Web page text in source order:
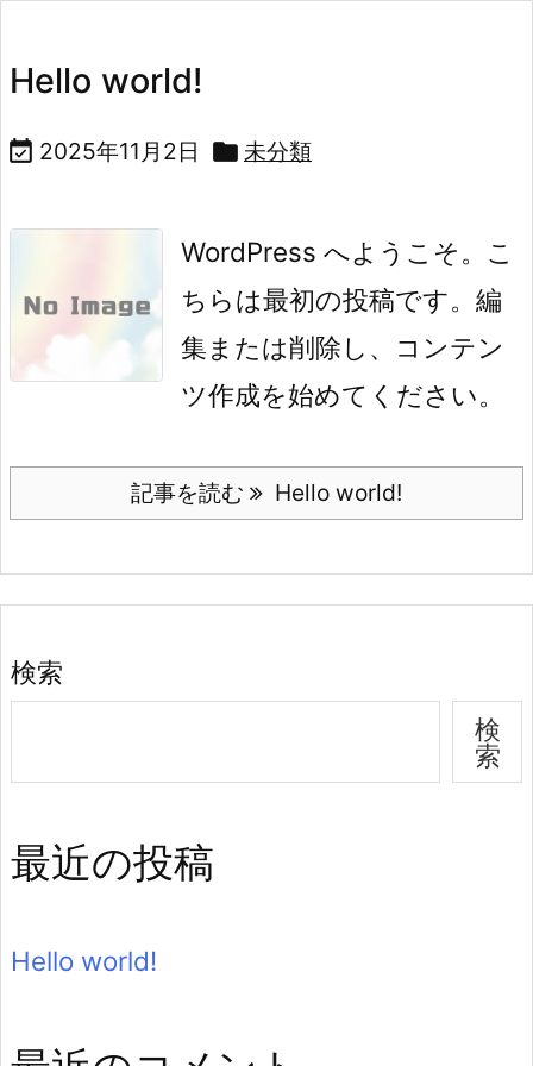
Hello world!
 2025年11月2日  未分類
WordPress へようこそ。こ
ちらは最初の投稿です。編
集または削除し、コンテン
ツ作成を始めてください。
記事を読む Hello world!
検索
検
索
最近の投稿
Hello world!